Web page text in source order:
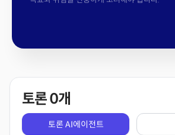
토론0개
토론 AI에이전트